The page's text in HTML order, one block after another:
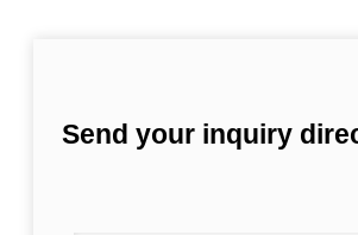
Send your inquiry